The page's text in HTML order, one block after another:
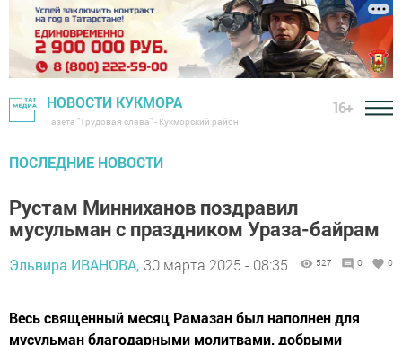
НОВОСТИ КУКМОРА
Газета "Трудовая слава" - Кукморский район
16+
ПОСЛЕДНИЕ НОВОСТИ
Рустам Минниханов поздравил
мусульман с праздником Ураза-байрам
Эльвира ИВАНОВА, 30 марта 2025 - 08:35 527 0 0
Весь священный месяц Рамазан был наполнен для
мусульман благодарными молитвами, добрыми